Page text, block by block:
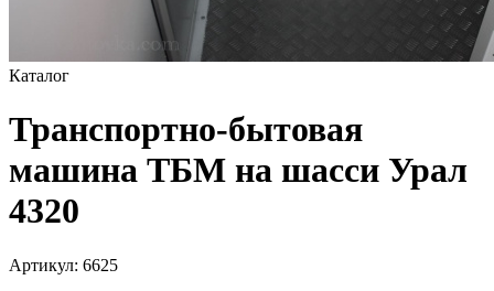
Каталог
Транспортно-бытовая
машина ТБМ на шасси Урал
4320
Артикул: 6625